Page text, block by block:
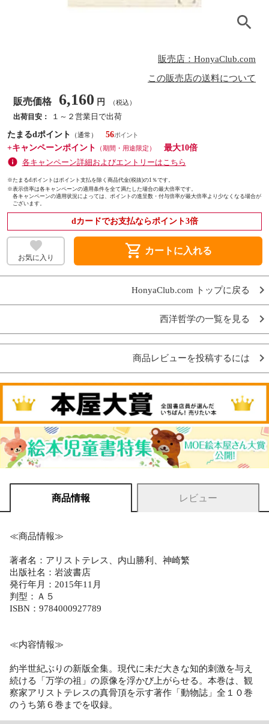
販売店：HonyaClub.com
この販売店の送料について
販売価格 6,160 円 （税込）
出荷目安：
１～２営業日で出荷
たまるdポイント
（通常）
56
+キャンペーンポイント
（期間・用途限定）
最大10倍
各キャンペーン詳細およびエントリーはこちら
※たまるdポイントはポイント支払を除く商品代金(税抜)の1％です。
※表示倍率は各キャンペーンの適用条件を全て満たした場合の最大倍率です。
各キャンペーンの適用状況によっては、ポイントの進呈数・付与倍率が最大倍率より少なくなる場合が
ございます。
dカードでお支払ならポイント3倍
お気に入り shopping_cart カートに入れる
HonyaClub.com トップに戻る
西洋哲学の一覧を見る
商品レビューを投稿するには
商品情報 レビュー
≪商品情報≫
著者名：アリストテレス、内山勝利、神崎繁
出版社名：岩波書店
発行年月：2015年11月
判型：Ａ５
ISBN：9784000927789
≪内容情報≫
約半世紀ぶりの新版全集。現代に未だ大きな知的刺激を与え
続ける「万学の祖」の原像を浮かび上がらせる。本巻は、観
察家アリストテレスの真骨頂を示す著作「動物誌」全１０巻
のうち第６巻までを収録。